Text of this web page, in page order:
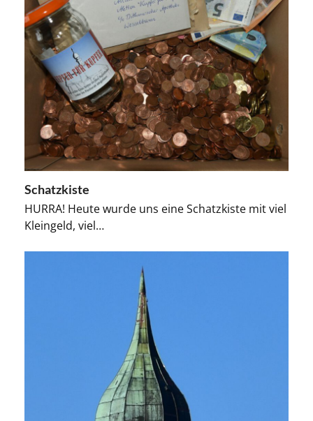
Schatzkiste
HURRA! Heute wurde uns eine Schatzkiste mit viel
Kleingeld, viel…